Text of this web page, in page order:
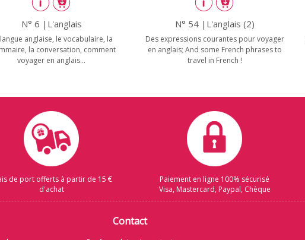
N° 6 |L'anglais
anglaise, le vocabulaire, la
la conversation, comment
voyager en anglais...
N° 54 |L'anglais (2)
Des expressions courantes pour voyager
en anglais; And some French phrases to
travel in French !
de port offerts à partir de 15 €
d'achat
Paiement en ligne 100% sécurisé
Visa, Mastercard, Paypal, Chèque
Contact